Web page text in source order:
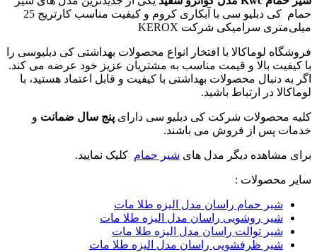
حمام کی دبلیو سی با آبکاری کروم و کیفیت مناسب کارتریج 25
میلی‌متری سرامیکی شرکت KEROX
فروشگاه لوماکالا با افتخار انواع محصولات بهداشتی کی دبلیوسی را
با کیفیت بالا و قیمت مناسب به مشتریان عزیز خود عرضه می کند.
اگر به دنبال محصولات بهداشتی با کیفیت و قابل اعتماد هستید، با
لوماکالا در ارتباط باشید.
کلیه محصولات شرکت کی دبلیو سی دارای پنج سال ضمانت و
خدمات پس از فروش می باشند.
برای مشاهده دیگر مدل های شیر حمام کلیک نمایید.
سایر محصولات :
شیر حمام راسان مدل الیزه طلا مات
شیر روشویی راسان مدل الیزه طلا مات
شیر توالت راسان مدل الیزه طلا مات
شیر ظرفشویی راسان مدل الیزه طلا مات